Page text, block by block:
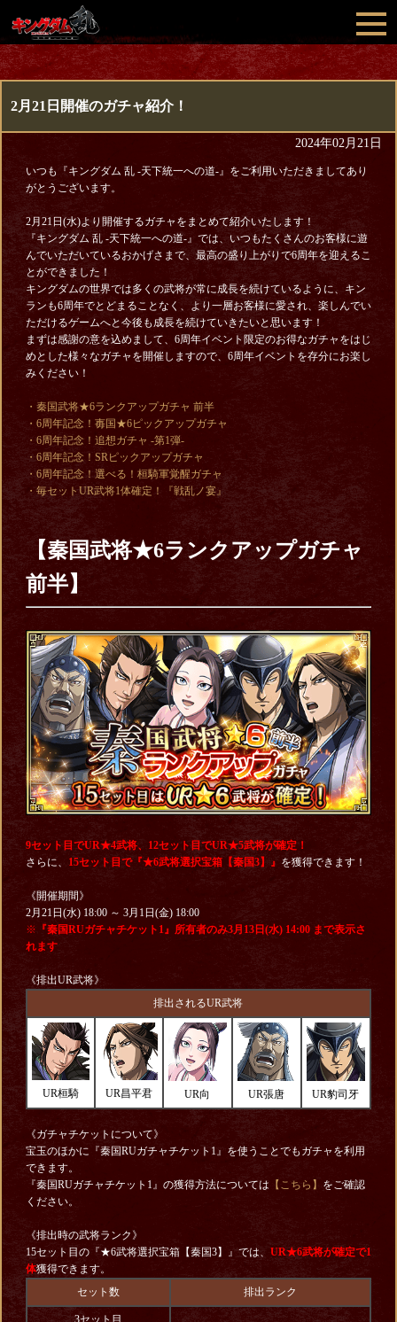
2月21日開催のガチャ紹介！
2024年02月21日
いつも『キングダム 乱 -天下統一への道-』をご利用いただきましてあり
がとうございます。
2月21日(水)より開催するガチャをまとめて紹介いたします！
『キングダム 乱 -天下統一への道-』では、いつもたくさんのお客様に遊
んでいただいているおかげさまで、最高の盛り上がりで6周年を迎えるこ
とができました！
キングダムの世界では多くの武将が常に成長を続けているように、キン
ランも6周年でとどまることなく、より一層お客様に愛され、楽しんでい
ただけるゲームへと今後も成長を続けていきたいと思います！
まずは感謝の意を込めまして、6周年イベント限定のお得なガチャをはじ
めとした様々なガチャを開催しますので、6周年イベントを存分にお楽し
みください！
・秦国武将★6ランクアップガチャ 前半
・6周年記念！毐国★6ピックアップガチャ
・6周年記念！追想ガチャ -第1弾-
・6周年記念！SRピックアップガチャ
・6周年記念！選べる！桓騎軍覚醒ガチャ
・毎セットUR武将1体確定！『戦乱ノ宴』
【秦国武将★6ランクアップガチャ
前半】
9セット目でUR★4武将、12セット目でUR★5武将が確定！
さらに、 15セット目で『★6武将選択宝箱【秦国3】』 を獲得できます！
《開催期間》
2月21日(水) 18:00 ～ 3月1日(金) 18:00
※ 『秦国RUガチャチケット1』所有者のみ3月13日(水) 14:00 まで表示さ
れます
《排出UR武将》
排出されるUR武将
UR桓騎 UR昌平君 UR向 UR張唐 UR豹司牙
《ガチャチケットについて》
宝玉のほかに『秦国RUガチャチケット1』を使うことでもガチャを利用
できます。
『秦国RUガチャチケット1』の獲得方法については 【こちら】 をご確認
ください。
《排出時の武将ランク》
15セット目の『★6武将選択宝箱【秦国3】』では、 UR★6武将が確定で1
体獲得できます。
セット数
排出ランク